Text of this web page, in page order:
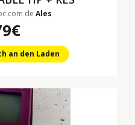
de Ales
an den Laden